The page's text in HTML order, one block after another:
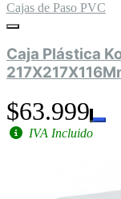
Cajas de Paso PVC
Caja Plástica
$63.999
IVA Incluido